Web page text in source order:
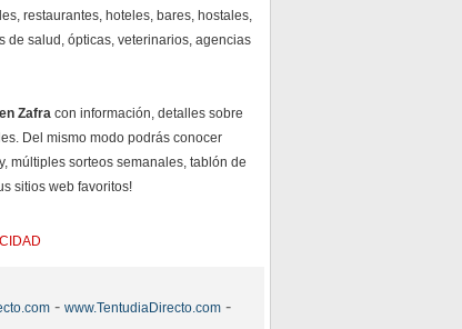
restaurantes, hoteles, bares, hostales,
de salud, ópticas, veterinarios, agencias
Zafracon información, detalles sobre
Del mismo modo podrás conocer
múltiples sorteos semanales, tablón de
sitios web favoritos!
- www.TentudiaDirecto.com -